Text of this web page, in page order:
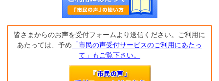
皆さまからのお声を受付フォームより送信ください。ご利用に
あたっては、予め 「市民の声受付サービスのご利用にあたっ
て」もご覧下さい。